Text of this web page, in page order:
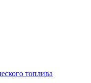
топлива